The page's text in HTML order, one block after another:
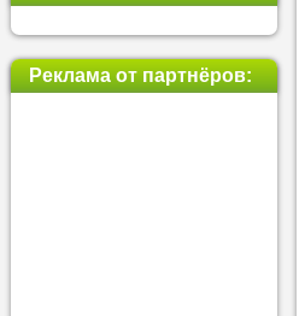
Реклама от партнёров: